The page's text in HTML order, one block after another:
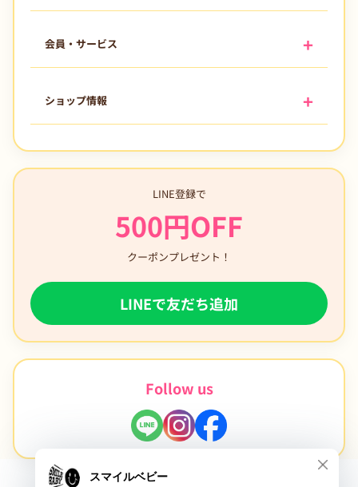
会員・サービス
ショップ情報
LINE登録で
500円OFF
クーポンプレゼント！
LINEで友だち追加
Follow us